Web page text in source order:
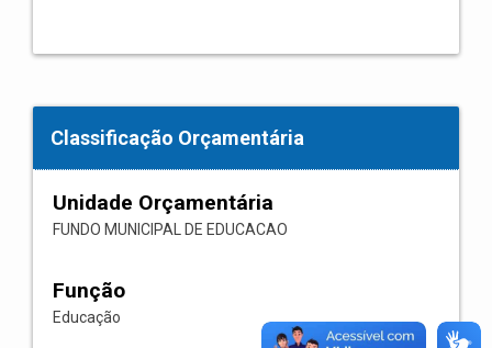
Classificação Orçamentária
Unidade Orçamentária
FUNDO MUNICIPAL DE EDUCACAO
Função
Educação